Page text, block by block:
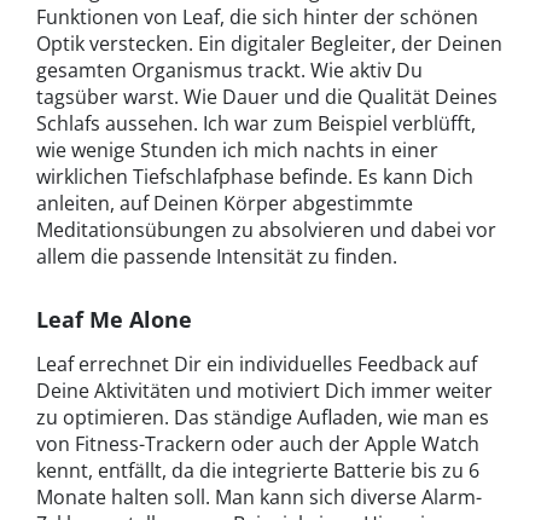
Funktionen von Leaf, die sich hinter der schönen
Optik verstecken. Ein digitaler Begleiter, der Deinen
gesamten Organismus trackt. Wie aktiv Du
tagsüber warst. Wie Dauer und die Qualität Deines
Schlafs aussehen. Ich war zum Beispiel verblüfft,
wie wenige Stunden ich mich nachts in einer
wirklichen Tiefschlafphase befinde. Es kann Dich
anleiten, auf Deinen Körper abgestimmte
Meditationsübungen zu absolvieren und dabei vor
allem die passende Intensität zu finden.
Leaf Me Alone
Leaf errechnet Dir ein individuelles Feedback auf
Deine Aktivitäten und motiviert Dich immer weiter
zu optimieren. Das ständige Aufladen, wie man es
von Fitness-Trackern oder auch der Apple Watch
kennt, entfällt, da die integrierte Batterie bis zu 6
Monate halten soll. Man kann sich diverse Alarm-